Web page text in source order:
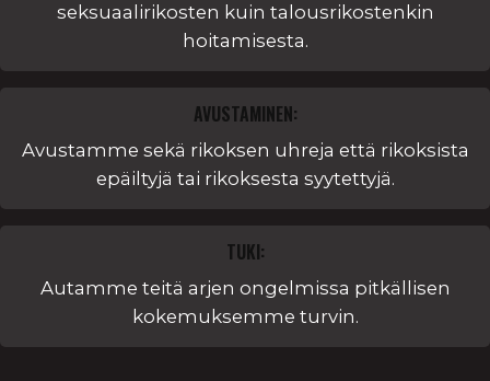
seksuaalirikosten kuin talousrikostenkin
hoitamisesta.
AVUSTAMINEN:
Avustamme sekä rikoksen uhreja että rikoksista
epäiltyjä tai rikoksesta syytettyjä.
TUKI:
Autamme teitä arjen ongelmissa pitkällisen
kokemuksemme turvin.